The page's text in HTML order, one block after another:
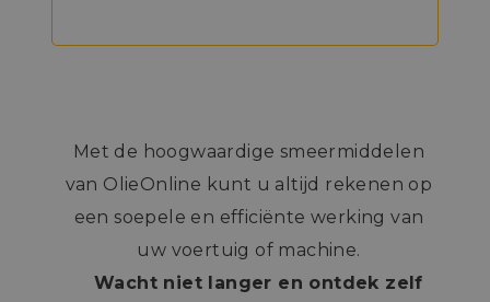
Met de hoogwaardige smeermiddelen
van OlieOnline kunt u altijd rekenen op
een soepele en efficiënte werking van
uw voertuig of machine.
Wacht niet langer en ontdek zelf